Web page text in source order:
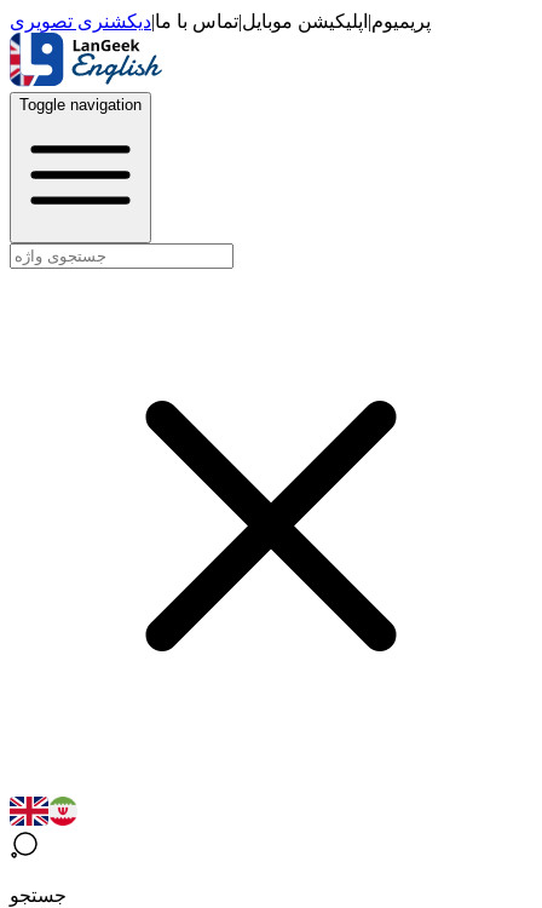
پریمیوم| اپلیکیشن موبایل|تماس با ما|دیکشنری تصویری
Toggle navigation
جستجو